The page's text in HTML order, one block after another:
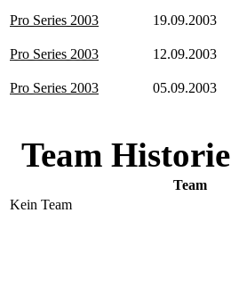
Pro Series 2003 19.09.2003
Pro Series 2003 12.09.2003
Pro Series 2003 05.09.2003
Team Historie
Team
Kein Team